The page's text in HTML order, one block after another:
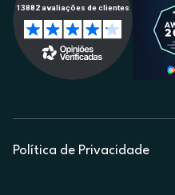
Política de Privacidade